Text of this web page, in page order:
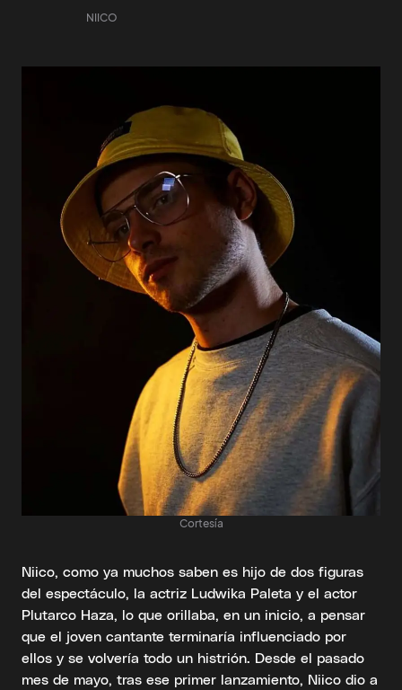
NIICO
Cortesía
Niico, como ya muchos saben es hijo de dos figuras
del espectáculo, la actriz Ludwika Paleta y el actor
Plutarco Haza, lo que orillaba, en un inicio, a pensar
que el joven cantante terminaría influenciado por
ellos y se volvería todo un histrión. Desde el pasado
mes de mayo, tras ese primer lanzamiento, Niico dio a